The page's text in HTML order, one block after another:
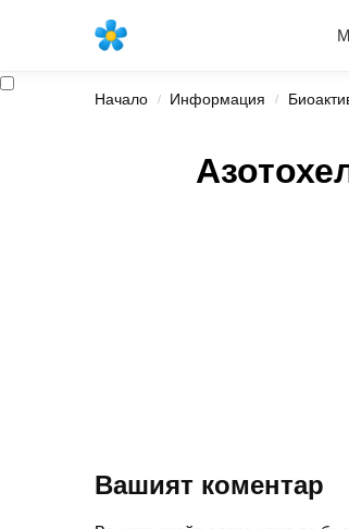
Най-новите продукти
Начало / Информация /
Вашият коментар